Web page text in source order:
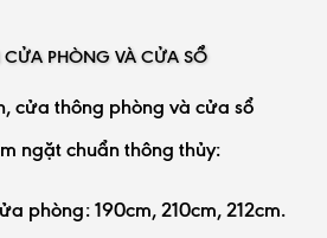
PHÒNG VÀ CỬA SỔ
cửa thông phòng và cửa sổ
ngặt chuẩn thông thủy:
phòng: 190cm, 210cm, 212cm.